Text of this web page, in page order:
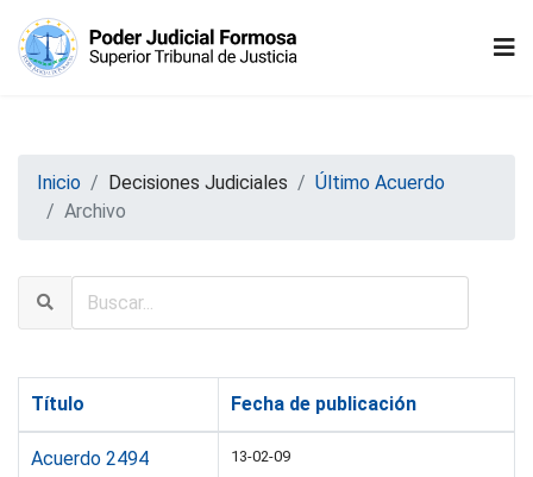
Inicio Decisiones Judiciales
Último Acuerdo
Archivo
Título Fecha de publicación
Acuerdo 2494 13-02-09